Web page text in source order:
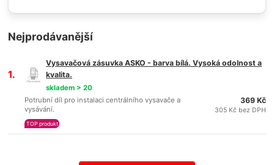
Nejprodávanější
1.
Vysavačová zásuvka ASKO - barva bílá. Vysoká odolnost a
kvalita.
Potrubní díl pro instalaci centrálního vysavače a
vysávání.
skladem > 20
TOP produkt
369 Kč
305 Kč bez DPH